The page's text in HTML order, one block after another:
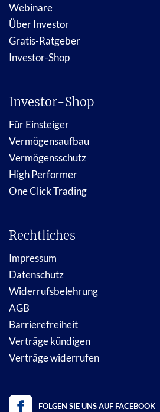
Webinare
Über Investor
Gratis-Ratgeber
Investor-Shop
Investor-Shop
Für Einsteiger
Vermögensaufbau
Vermögensschutz
High Performer
One Click Trading
Rechtliches
Impressum
Datenschutz
Widerrufsbelehrung
AGB
Barrierefreiheit
Verträge kündigen
Verträge widerrufen
FOLGEN SIE UNS AUF FACEBOOK